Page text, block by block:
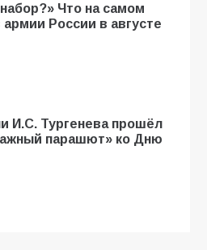
Что на самом
России в августе
И.С. Тургенева прошёл
парашют» ко Дню